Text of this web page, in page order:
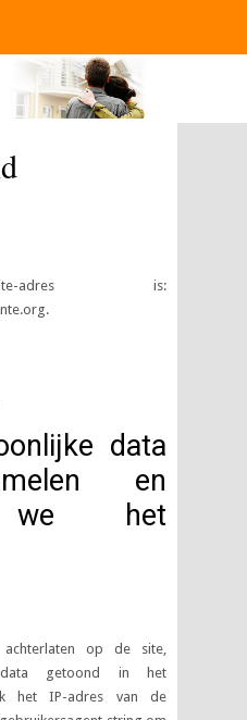
adres is:
data
en
we het
op de site,
getoond in het
het IP-adres van de